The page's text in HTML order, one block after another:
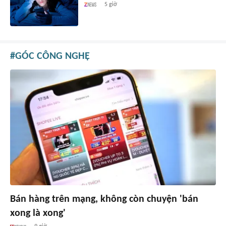
5 giờ
GÓC CÔNG NGHỆ
Bán hàng trên mạng, không còn chuyện 'bán
xong là xong'